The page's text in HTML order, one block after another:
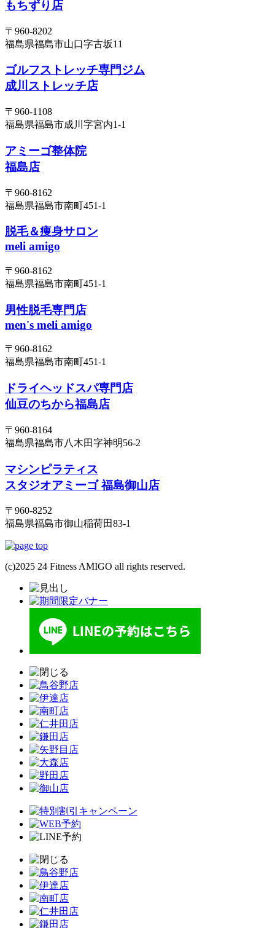
もちずり店
〒960-8202
福島県福島市山口字古坂11
ゴルフストレッチ専門ジム
成川ストレッチ店
〒960-1108
福島県福島市成川字宮内1-1
アミーゴ整体院
福島店
〒960-8162
福島県福島市南町451-1
脱毛＆痩身サロン
meli amigo
〒960-8162
福島県福島市南町451-1
男性脱毛専門店
men's meli amigo
〒960-8162
福島県福島市南町451-1
ドライヘッドスパ専門店
仙豆のちから福島店
〒960-8164
福島県福島市八木田字神明56-2
マシンピラティス
スタジオアミーゴ 福島御山店
〒960-8252
福島県福島市御山稲荷田83-1
(c)2025 24 Fitness AMIGO all rights reserved.